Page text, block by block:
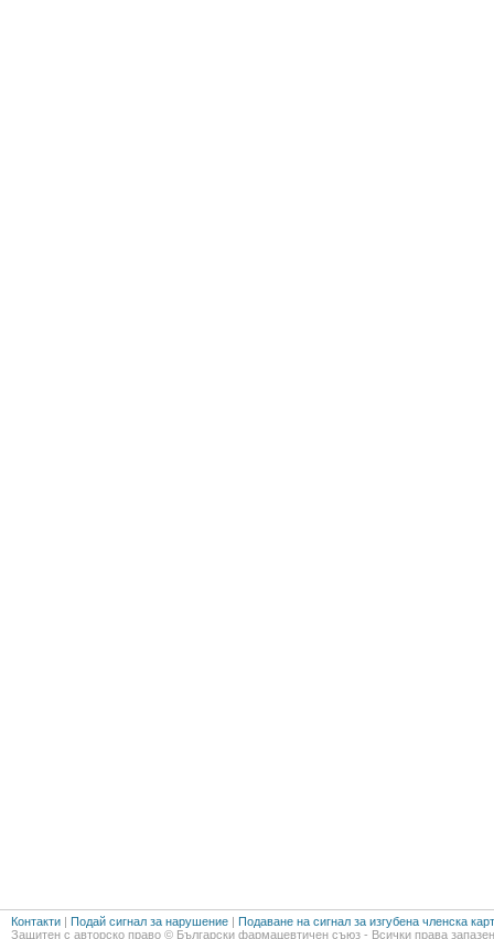
Контакти | Подай сигнал за нарушение | Подаване на сигнал за изгубена членска
Защитен с авторско право © Български фармацевтичен съюз - Всички права